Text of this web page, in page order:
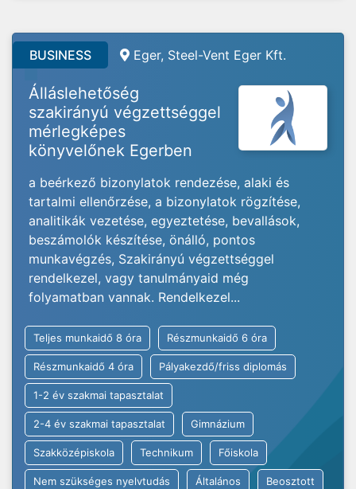
BUSINESS Eger, Steel-Vent Eger Kft.
Álláslehetőség
szakirányú végzettséggel
mérlegképes
könyvelőnek Egerben
a beérkező bizonylatok rendezése, alaki és
tartalmi ellenőrzése, a bizonylatok rögzítése,
analitikák vezetése, egyeztetése, bevallások,
beszámolók készítése, önálló, pontos
munkavégzés, Szakirányú végzettséggel
rendelkezel, vagy tanulmányaid még
folyamatban vannak. Rendelkezel...
Teljes munkaidő 8 óra Részmunkaidő 6 óra
Részmunkaidő 4 óra Pályakezdő/friss diplomás
1-2 év szakmai tapasztalat
2-4 év szakmai tapasztalat Gimnázium
Szakközépiskola Technikum Főiskola
Nem szükséges nyelvtudás Általános Beosztott